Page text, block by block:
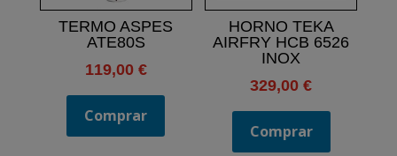
TERMO ASPES
ATE80S
119,00 €
Comprar
HORNO TEKA
AIRFRY HCB 6526
INOX
329,00€
Comprar